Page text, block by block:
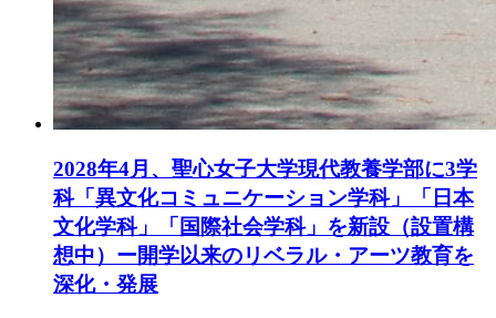
2028年4月、聖心女子大学現代教養学部に3学
科「異文化コミュニケーション学科」「日本
文化学科」「国際社会学科」を新設（設置構
想中）ー開学以来のリベラル・アーツ教育を
深化・発展